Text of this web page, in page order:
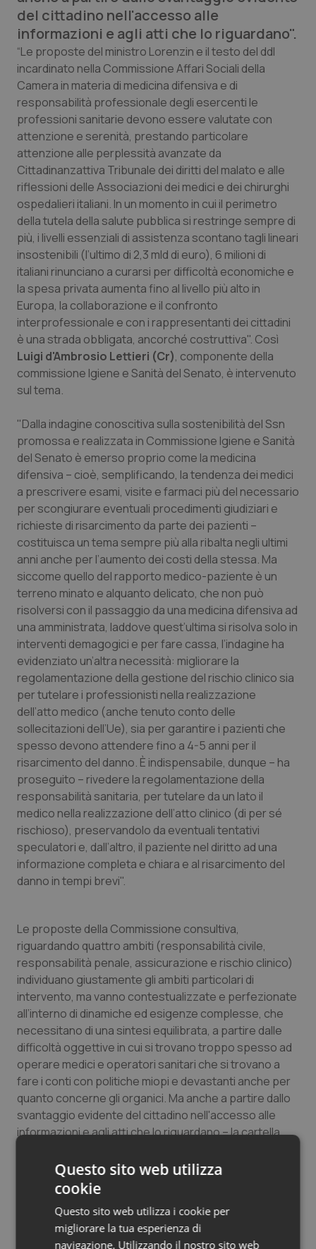
Campania
Emilia-Romagna
Friuli Venezia Giulia
Lazio
Liguria
Lombardia
Marche
Molise
Piemonte
Provincia Autonoma di Bolzano
Provincia Autonoma di Trento
Puglia
Sardegna
Sicilia
Toscana
Umbria
Valle D’Aosta
Veneto
Car-T
Colesterolo & coronaropatie
Dermatite Atopica
Diabete & glucometri
Disturbi dell’umore
Dolore
Donna & Salute
Epatiti
HIV
Infezioni & Febbre
Ipertensione & Scompenso
Malattie rare
Malattia di Crohn & Rettocolite Ulcerosa
Neuroscienze & patologie neurodegenerative
Obesità
Oftalmologia
Oncodermatologia
Oncoematologia
Oncologia & Nutrizione
Psoriasi & pelle
Quotidiano Cardiologia
Quotidiano Chirurgia
Quotidiano Oncologia
Quotidiano Pediatria
Salute orale & impianti
Sangue & coagulazione
Tiroide
Tumore al seno
Tumore ovarico
Tumori del Polmone & Testa Collo
Tumori gastrointestinali
Ulcera & Reflusso
Vaccini
del cittadino nell'accesso alle
informazioni e agli atti che lo riguardano".
“Le proposte del ministro Lorenzin e il testo del ddl
incardinato nella Commissione Affari Sociali della
Camera in materia di medicina difensiva e di
responsabilità professionale degli esercenti le
professioni sanitarie devono essere valutate con
attenzione e serenità, prestando particolare
attenzione alle perplessità avanzate da
Cittadinanzattiva Tribunale dei diritti del malato e alle
riflessioni delle Associazioni dei medici e dei chirurghi
ospedalieri italiani. In un momento in cui il perimetro
della tutela della salute pubblica si restringe sempre di
più, i livelli essenziali di assistenza scontano tagli lineari
insostenibili (l’ultimo di 2,3 mld di euro), 6 milioni di
italiani rinunciano a curarsi per difficoltà economiche e
la spesa privata aumenta fino al livello più alto in
Europa, la collaborazione e il confronto
interprofessionale e con i rappresentanti dei cittadini
è una strada obbligata, ancorché costruttiva". Così
Luigi d'Ambrosio Lettieri (Cr), componente della
commissione Igiene e Sanità del Senato, è intervenuto
sul tema.
"Dalla indagine conoscitiva sulla sostenibilità del Ssn
promossa e realizzata in Commissione Igiene e Sanità
del Senato è emerso proprio come la medicina
difensiva – cioè, semplificando, la tendenza dei medici
a prescrivere esami, visite e farmaci più del necessario
per scongiurare eventuali procedimenti giudiziari e
richieste di risarcimento da parte dei pazienti –
costituisca un tema sempre più alla ribalta negli ultimi
anni anche per l’aumento dei costi della stessa. Ma
siccome quello del rapporto medico-paziente è un
terreno minato e alquanto delicato, che non può
risolversi con il passaggio da una medicina difensiva ad
una amministrata, laddove quest’ultima si risolva solo in
interventi demagogici e per fare cassa, l’indagine ha
evidenziato un’altra necessità: migliorare la
regolamentazione della gestione del rischio clinico sia
per tutelare i professionisti nella realizzazione
dell’atto medico (anche tenuto conto delle
sollecitazioni dell’Ue), sia per garantire i pazienti che
spesso devono attendere fino a 4-5 anni per il
risarcimento del danno. È indispensabile, dunque – ha
proseguito – rivedere la regolamentazione della
responsabilità sanitaria, per tutelare da un lato il
medico nella realizzazione dell’atto clinico (di per sé
rischioso), preservandolo da eventuali tentativi
speculatori e, dall’altro, il paziente nel diritto ad una
informazione completa e chiara e al risarcimento del
danno in tempi brevi".
Le proposte della Commissione consultiva,
riguardando quattro ambiti (responsabilità civile,
responsabilità penale, assicurazione e rischio clinico)
individuano giustamente gli ambiti particolari di
intervento, ma vanno contestualizzate e perfezionate
all’interno di dinamiche ed esigenze complesse, che
necessitano di una sintesi equilibrata, a partire dalle
difficoltà oggettive in cui si trovano troppo spesso ad
operare medici e operatori sanitari che si trovano a
fare i conti con politiche miopi e devastanti anche per
quanto concerne gli organici. Ma anche a partire dallo
svantaggio evidente del cittadino nell'accesso alle
informazioni e agli atti che lo riguardano – la cartella
essere garantito in maniera tempestiva e in forma
comprensibile e completa. Insieme al collega on. Fucci,
Affari Sociali della Camera – ha concluso D'Ambrosio
Lettieri – avanzeremo delle proposte costruttive
Questo sito web utilizza
cookie
Questo sito web utilizza i cookie per
migliorare la tua esperienza di
navigazione. Utilizzando il nostro sito web